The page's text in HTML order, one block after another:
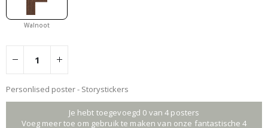
Walnoot
Personlised poster - Storystickers
Je hebt toegevoegd 0 van 4 posters
Voeg meer toe om gebruik te maken van onze fantastische 4